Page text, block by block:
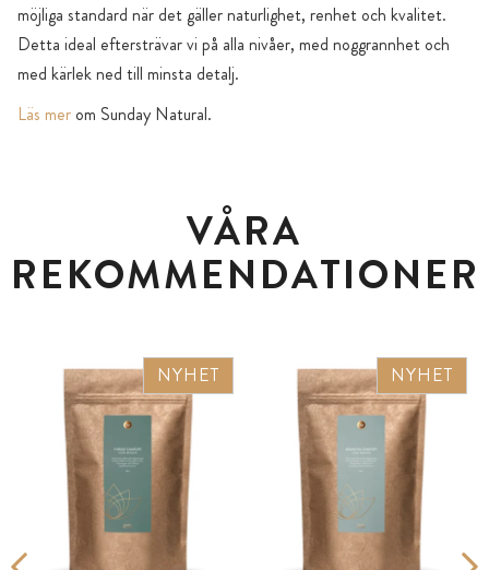
möjliga standard när det gäller naturlighet, renhet och kvalitet.
Detta ideal eftersträvar vi på alla nivåer, med noggrannhet och
med kärlek ned till minsta detalj.
Läs mer om Sunday Natural.
VÅRA
REKOMMENDATIONER
NYHET NYHET